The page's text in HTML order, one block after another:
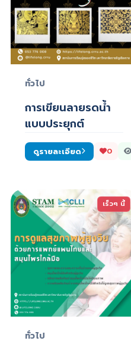
ทั่วไป
การเขียนลายรดน้ำ
แบบประยุกต์
ดูรายละเอียด 0
เร็วๆ นี้
ทั่วไป